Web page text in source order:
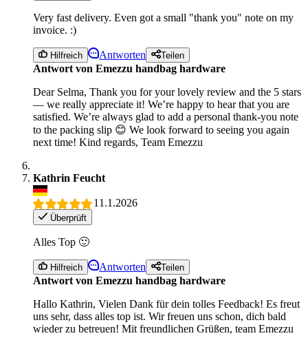
Very fast delivery. Even got a small "thank you" note on my
invoice. :)
Hilfreich Antworten Teilen
Antwort von Emezzu handbag hardware
Dear Selma, Thank you for your lovely review and the 5 stars
— we really appreciate it! We’re happy to hear that you are
satisfied. We’re always glad to add a personal thank-you note
to the packing slip 😊 We look forward to seeing you again
next time! Kind regards, Team Emezzu
Kathrin Feucht
11.1.2026
Überprüft
Alles Top 🙂
Hilfreich Antworten Teilen
Antwort von Emezzu handbag hardware
Hallo Kathrin, Vielen Dank für dein tolles Feedback! Es freut
uns sehr, dass alles top ist. Wir freuen uns schon, dich bald
wieder zu betreuen! Mit freundlichen Grüßen, team Emezzu